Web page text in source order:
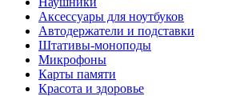
Аксессуары для ноутбуков
Автодержатели и подставки
Штативы-моноподы
Микрофоны
Карты памяти
Красота и здоровье